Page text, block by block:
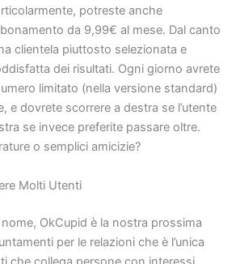
potreste anche
da 9,99€ al mese. Dal canto
clientela piuttosto selezionata e
dei risultati. Ogni giorno avrete
limitato (nella versione standard)
e dovrete scorrere a destra se l’utente
se invece preferite passare oltre.
o semplici amicizie?
Molti Utenti
OkCupid è la nostra prossima
per le relazioni che è l’unica